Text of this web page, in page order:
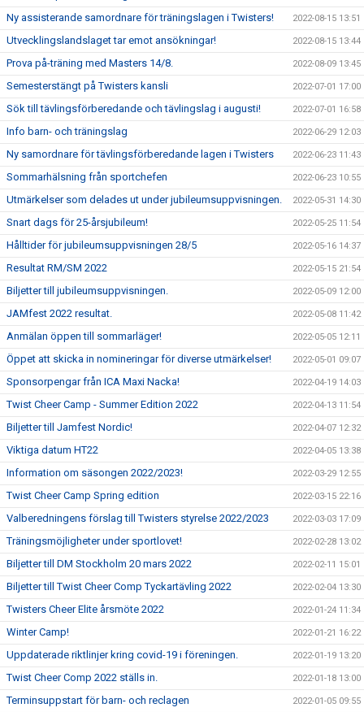
Ny assisterande samordnare för träningslagen i Twisters! 2022-08-15 13:51
Utvecklingslandslaget tar emot ansökningar! 2022-08-15 13:44
Prova på-träning med Masters 14/8. 2022-08-09 13:45
Semesterstängt på Twisters kansli 2022-07-01 17:00
Sök till tävlingsförberedande och tävlingslag i augusti! 2022-07-01 16:58
Info barn- och träningslag 2022-06-29 12:03
Ny samordnare för tävlingsförberedande lagen i Twisters 2022-06-23 11:43
Sommarhälsning från sportchefen 2022-06-23 10:55
Utmärkelser som delades ut under jubileumsuppvisningen. 2022-05-31 14:30
Snart dags för 25-årsjubileum! 2022-05-25 11:54
Hålltider för jubileumsuppvisningen 28/5 2022-05-16 14:37
Resultat RM/SM 2022 2022-05-15 21:54
Biljetter till jubileumsuppvisningen. 2022-05-09 12:00
JAMfest 2022 resultat. 2022-05-08 11:42
Anmälan öppen till sommarläger! 2022-05-05 12:11
Öppet att skicka in nomineringar för diverse utmärkelser! 2022-05-01 09:07
Sponsorpengar från ICA Maxi Nacka! 2022-04-19 14:03
Twist Cheer Camp - Summer Edition 2022 2022-04-13 11:54
Biljetter till Jamfest Nordic! 2022-04-07 12:32
Viktiga datum HT22 2022-04-05 13:38
Information om säsongen 2022/2023! 2022-03-29 12:55
Twist Cheer Camp Spring edition 2022-03-15 22:16
Valberedningens förslag till Twisters styrelse 2022/2023 2022-03-03 17:09
Träningsmöjligheter under sportlovet! 2022-02-28 13:02
Biljetter till DM Stockholm 20 mars 2022 2022-02-11 15:01
Biljetter till Twist Cheer Comp Tyckartävling 2022 2022-02-04 13:30
Twisters Cheer Elite årsmöte 2022 2022-01-24 11:34
Winter Camp! 2022-01-21 16:22
Uppdaterade riktlinjer kring covid-19 i föreningen. 2022-01-19 13:20
Twist Cheer Comp 2022 ställs in. 2022-01-18 13:00
Terminsuppstart för barn- och reclagen 2022-01-05 09:55